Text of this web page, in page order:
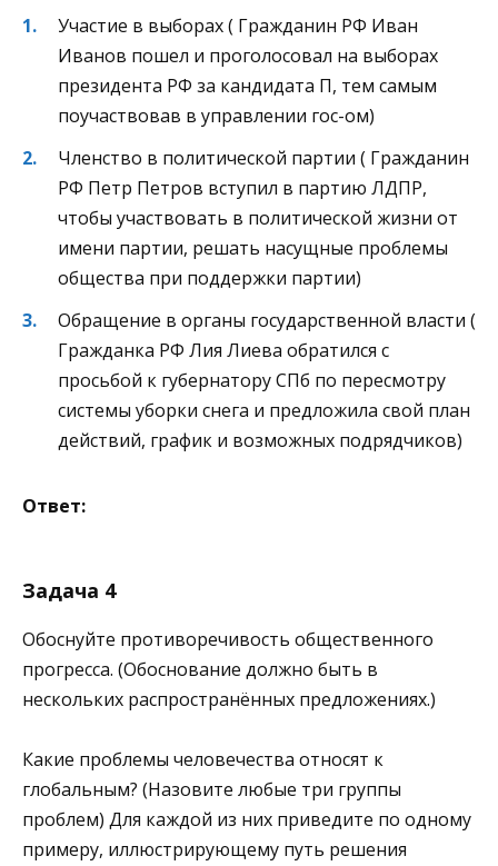
Участие в выборах ( Гражданин РФ Иван
Иванов пошел и проголосовал на выборах
президента РФ за кандидата П, тем самым
поучаствовав в управлении гос-ом)
Членство в политической партии ( Гражданин
РФ Петр Петров вступил в партию ЛДПР,
чтобы участвовать в политической жизни от
имени партии, решать насущные проблемы
общества при поддержки партии)
Обращение в органы государственной власти (
Гражданка РФ Лия Лиева обратился с
просьбой к губернатору СПб по пересмотру
системы уборки снега и предложила свой план
действий, график и возможных подрядчиков)
Ответ:
Задача 4
Обоснуйте противоречивость общественного
прогресса. (Обоснование должно быть в
нескольких распространённых предложениях.)
Какие проблемы человечества относят к
глобальным? (Назовите любые три группы
проблем) Для каждой из них приведите по одному
примеру, иллюстрирующему путь решения